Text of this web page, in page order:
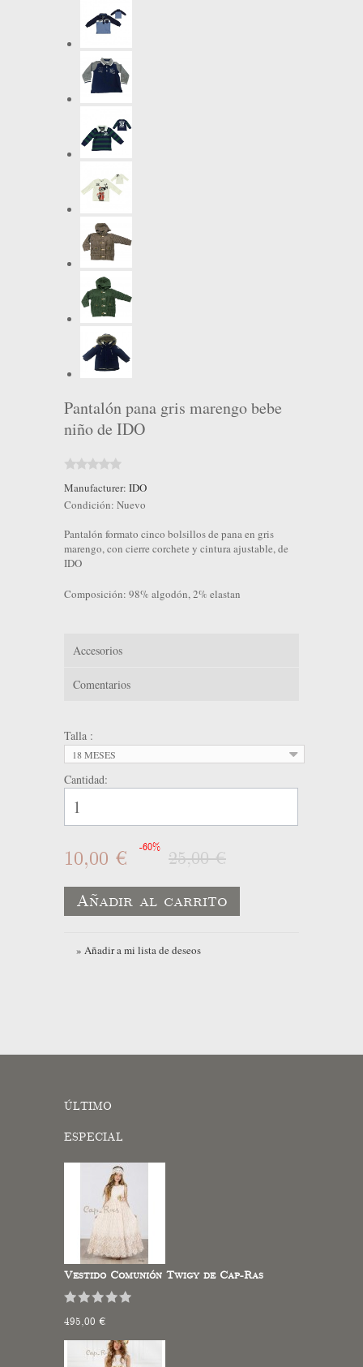
Pantalón pana gris marengo bebe
niño de IDO
Manufacturer: IDO
Condición: Nuevo
Pantalón formato cinco bolsillos de pana en gris
marengo, con cierre corchete y cintura ajustable, de
IDO
Composición: 98% algodón, 2% elastan
Accesorios
Comentarios
Talla :
18 MESES
Cantidad:
10,00 € -60%
25,00 €
Añadir al carrito
» Añadir a mi lista de deseos
ÚLTIMO
ESPECIAL
Vestido Comunión Twigy de Cap-Ras
495,00 €